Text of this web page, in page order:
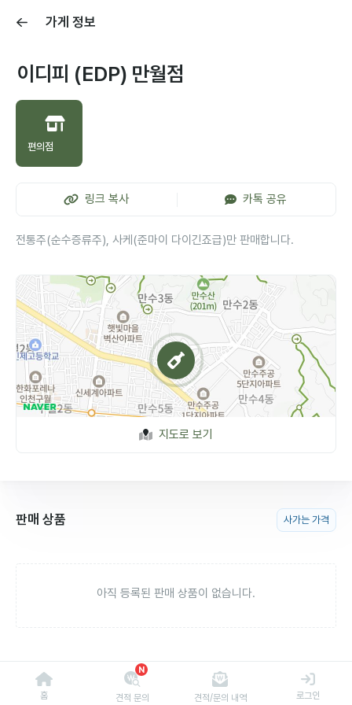
가게 정보
이디피 (EDP) 만월점
편의점
링크 복사 카톡 공유
전통주(순수증류주), 사케(준마이 다이긴죠급)만 판매합니다.
지도로 보기
판매 상품 사가는 가격
아직 등록된 판매 상품이 없습니다.
홈
N
견적 문의 견적/문의 내역 로그인